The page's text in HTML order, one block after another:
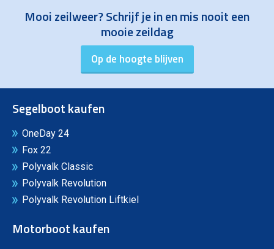
Mooi zeilweer? Schrijf je in en mis nooit een
mooie zeildag
Segelboot kaufen
OneDay 24
Fox 22
Polyvalk Classic
Polyvalk Revolution
Polyvalk Revolution Liftkiel
Motorboot kaufen